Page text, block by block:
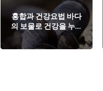
홍합과 건강요법 바다
의 보물로 건강을 누리
다